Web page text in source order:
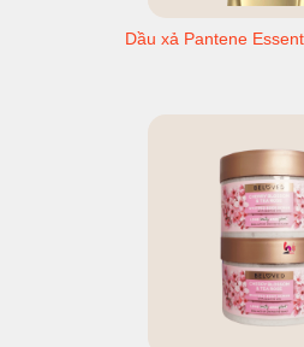
Dầu xả Pantene